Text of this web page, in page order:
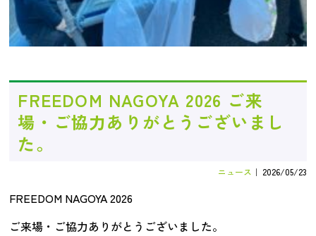
FREEDOM NAGOYA 2026 ご来
場・ご協力ありがとうございまし
た。
ニュース ｜ 2026/05/23
FREEDOM NAGOYA 2026
ご来場・ご協力ありがとうございました。